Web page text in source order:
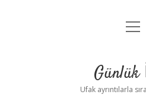
Yasal
Günlük
Ufak ayrıntılarla